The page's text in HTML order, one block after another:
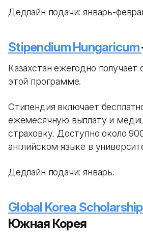
Дедлайн подачи: январь-
Stipendium Hungaricum
Казахстан ежегодно получает
этой программе.
Стипендия включает
ежемесячную выплату и
страховку. Доступно около
английском языке в
Дедлайн подачи: январь.
Global Korea
Южная Корея